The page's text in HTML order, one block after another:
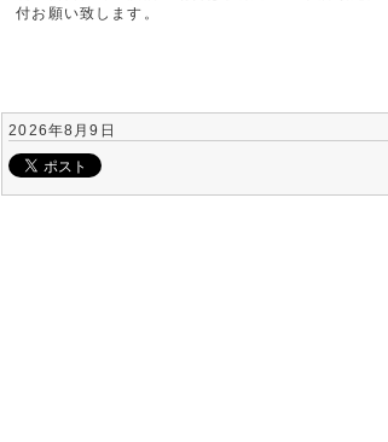
付お願い致します。
2026年8月9日